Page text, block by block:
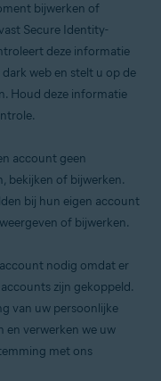
bijwerken of
Secure Identity-
deze informatie
web en stelt u op de
Houd deze informatie
account geen
bekijken of bijwerken.
bij hun eigen account
of bijwerken.
nodig omdat er
zijn gekoppeld.
van uw persoonlijke
en verwerken we uw
met ons